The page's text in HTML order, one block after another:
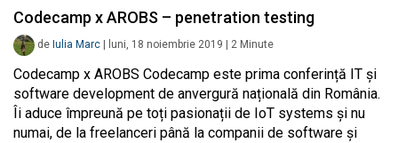
Codecamp x AROBS – penetration testing
de Iulia Marc luni, 18 noiembrie 2019 2 Minute
Codecamp x AROBS Codecamp este prima conferință IT și
software development de anvergură națională din România.
Îi aduce împreună pe toți pasionații de IoT systems și nu
numai, de la freelanceri până la companii de software și